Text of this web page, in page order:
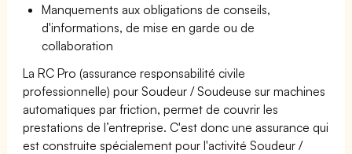
Manquements aux obligations de conseils,
d'informations, de mise en garde ou de
collaboration
La RC Pro (assurance responsabilité civile
professionnelle) pour Soudeur / Soudeuse sur machines
automatiques par friction, permet de couvrir les
prestations de l’entreprise. C'est donc une assurance qui
est construite spécialement pour l'activité Soudeur /